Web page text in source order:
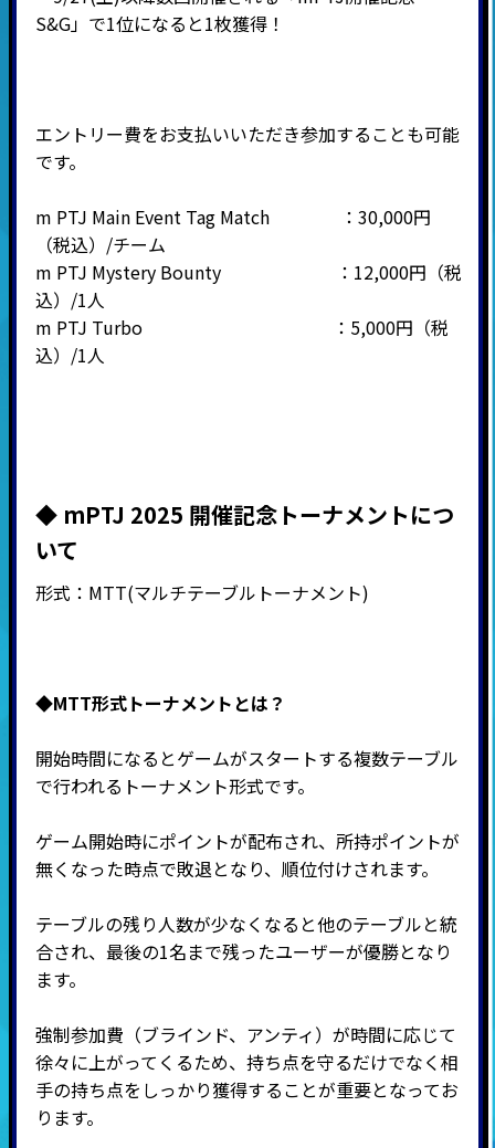
S&G」で1位になると1枚獲得！
エントリー費をお支払いいただき参加することも可能
です。
m PTJ Main Event Tag Match ：30,000円
（税込）/チーム
m PTJ Mystery Bounty ：12,000円（税
込）/1人
m PTJ Turbo ：5,000円（税
込）/1人
◆ mPTJ 2025 開催記念トーナメントにつ
いて
形式： MTT(マルチテーブルトーナメント)
◆MTT形式トーナメントとは？
開始時間になるとゲームがスタートする複数テーブル
で行われるトーナメント形式です。
ゲーム開始時にポイントが配布され、所持ポイントが
無くなった時点で敗退となり、順位付けされます。
テーブルの残り人数が少なくなると他のテーブルと統
合され、最後の1名まで残ったユーザーが優勝となり
ます。
強制参加費（ブラインド、アンティ）が時間に応じて
徐々に上がってくるため、持ち点を守るだけでなく相
手の持ち点をしっかり獲得することが重要となってお
ります。